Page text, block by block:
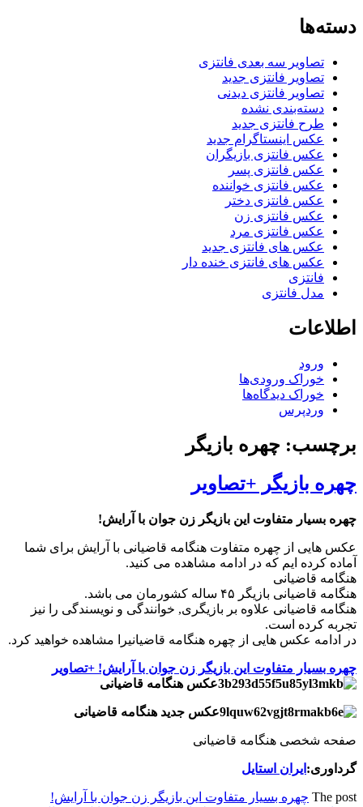
دسته‌ها
تصاویر سه بعدی فانتزی
تصاویر فانتزی جدید
تصاویر فانتزی دیدنی
دسته‌بندی نشده
طرح فانتزی جدید
عکس اینستاگرام جدید
عکس فانتزی بازیگران
عکس فانتزی پسر
عکس فانتزی خواننده
عکس فانتزی دختر
عکس فانتزی زن
عکس فانتزی مرد
عکس های فانتزی جدید
عکس های فانتزی خنده دار
فانتزی
مدل فانتزی
اطلاعات
ورود
خوراک ورودی‌ها
خوراک دیدگاه‌ها
وردپرس
برچسب: چهره بازیگر
چهره بازیگر +تصاویر
چهره بسیار متفاوت این بازیگر زن جوان با آرایش!
عکس هایی از چهره متفاوت هنگامه قاضیانی با آرایش برای شما
آماده کرده ایم که در ادامه مشاهده می کنید.
هنگامه قاضیانی
هنگامه قاضیانی بازیگر ۴۵ ساله کشورمان می باشد.
هنگامه قاضیانی علاوه بر بازیگری, خوانندگی و نویسندگی را نیز
تجربه کرده است.
در ادامه عکس هایی از چهره هنگامه قاضیانیرا مشاهده خواهید کرد.
چهره بسیار متفاوت این بازیگر زن جوان با آرایش! +تصاویر
عکس هنگامه قاضیانی
عکس جدید هنگامه قاضیانی
صفحه شخصی هنگامه قاضیانی
گرداوری: ایران استایل
The post چهره بسیار متفاوت این بازیگر زن جوان با آرایش!